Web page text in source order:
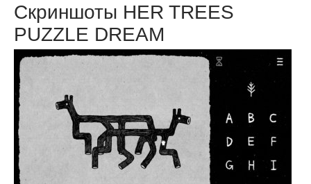
Скриншоты HER TREES
PUZZLE DREAM